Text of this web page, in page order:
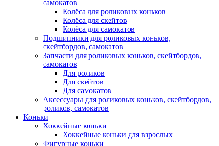
самокатов
Колёса для роликовых коньков
Колёса для скейтов
Колёса для самокатов
Подшипники для роликовых коньков,
скейтбордов, самокатов
Запчасти для роликовых коньков, скейтбордов,
самокатов
Для роликов
Для скейтов
Для самокатов
Аксессуары для роликовых коньков, скейтбордов,
роликов, самокатов
Коньки
Хоккейные коньки
Хоккейные коньки для взрослых
Фигурные коньки